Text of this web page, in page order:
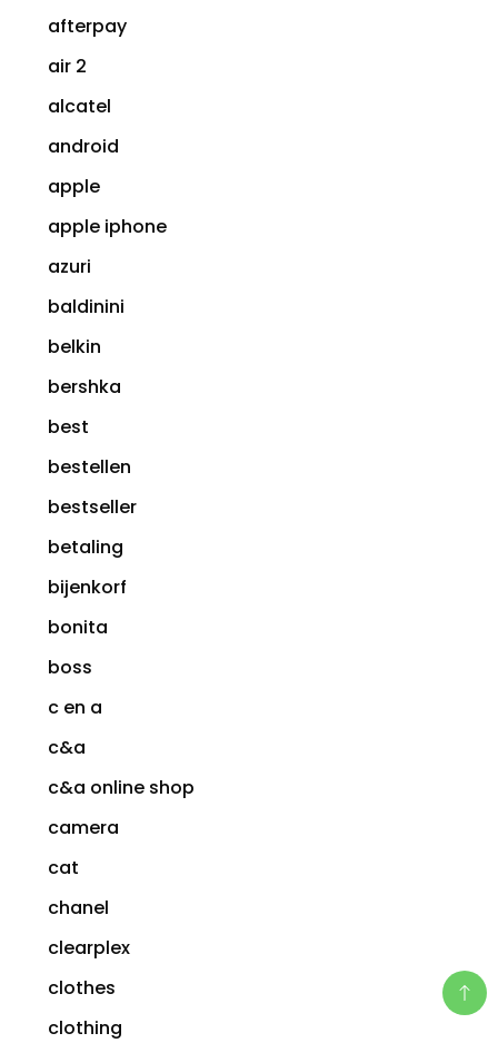
afterpay
air 2
alcatel
android
apple
apple iphone
azuri
baldinini
belkin
bershka
best
bestellen
bestseller
betaling
bijenkorf
bonita
boss
c en a
c&a
c&a online shop
camera
cat
chanel
clearplex
clothes
clothing